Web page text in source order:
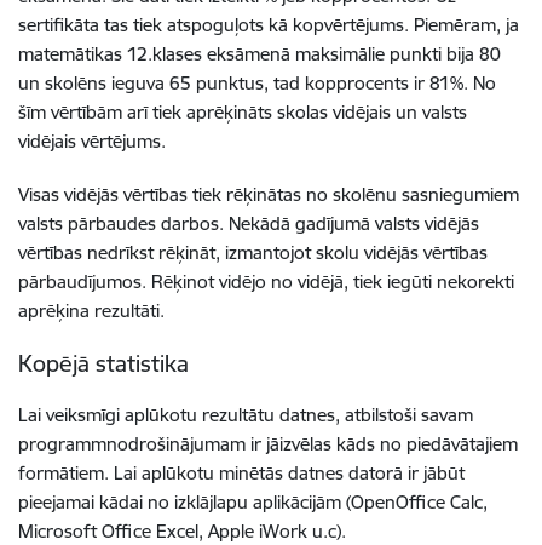
sertifikāta tas tiek atspoguļots kā kopvērtējums. Piemēram, ja
matemātikas 12.klases eksāmenā maksimālie punkti bija 80
un skolēns ieguva 65 punktus, tad kopprocents ir 81%. No
šīm vērtībām arī tiek aprēķināts skolas vidējais un valsts
vidējais vērtējums.
Visas vidējās vērtības tiek rēķinātas no skolēnu sasniegumiem
valsts pārbaudes darbos. Nekādā gadījumā valsts vidējās
vērtības nedrīkst rēķināt, izmantojot skolu vidējās vērtības
pārbaudījumos. Rēķinot vidējo no vidējā, tiek iegūti nekorekti
aprēķina rezultāti.
Kopējā statistika
Lai veiksmīgi aplūkotu rezultātu datnes, atbilstoši savam
programmnodrošinājumam ir jāizvēlas kāds no piedāvātajiem
formātiem. Lai aplūkotu minētās datnes datorā ir jābūt
pieejamai kādai no izklājlapu aplikācijām (OpenOffice Calc,
Microsoft Office Excel, Apple iWork u.c).